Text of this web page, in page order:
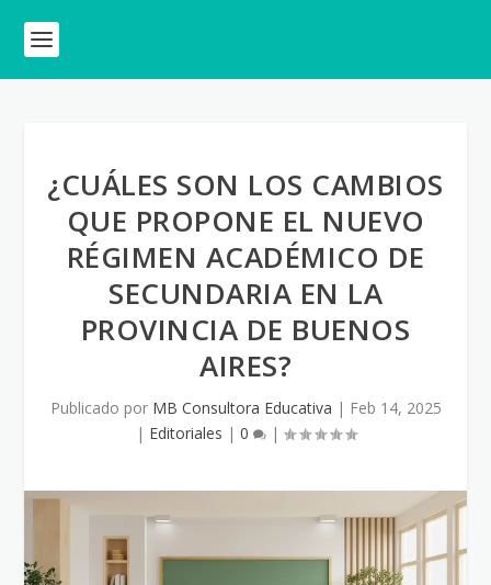
¿CUÁLES SON LOS CAMBIOS
QUE PROPONE EL NUEVO
RÉGIMEN ACADÉMICO DE
SECUNDARIA EN LA
PROVINCIA DE BUENOS
AIRES?
Publicado por MB Consultora Educativa | Feb 14, 2025
| Editoriales | 0 |